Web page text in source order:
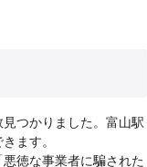
つかりました。富山駅
ます。
徳な事業者に騙された